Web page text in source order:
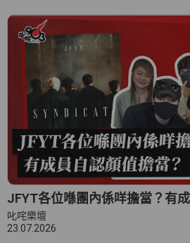
JFYT各位喺團內係咩擔當？有
叱咤樂壇
23.07.2026